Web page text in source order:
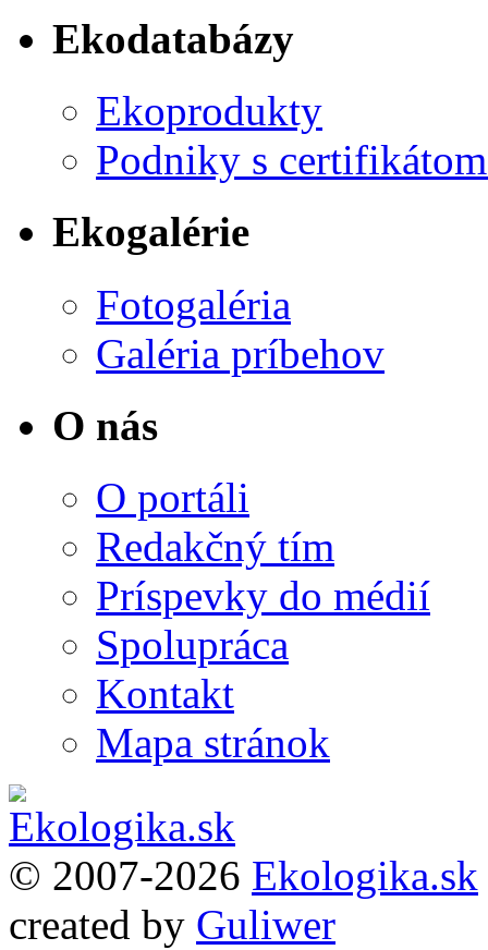
Ekodatabázy
Ekoprodukty
Podniky s
Ekogalérie
Fotogaléria
Galéria príbehov
O nás
O portáli
Redakčný tím
Príspevky do médií
Spolupráca
Kontakt
Mapa stránok
© 2007-2026 Ekologika.sk
created by Guliwer